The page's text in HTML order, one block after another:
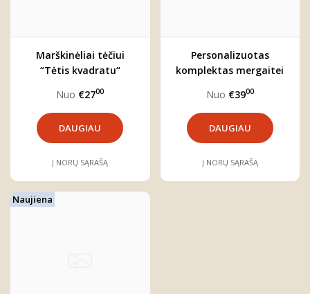
Marškinėliai tėčiui
“Tėtis kvadratu“
Nuo €2700
DAUGIAU
Į NORŲ SĄRAŠĄ
Personalizuotas
komplektas mergaitei
Nuo €3900
DAUGIAU
Į NORŲ SĄRAŠĄ
Naujiena